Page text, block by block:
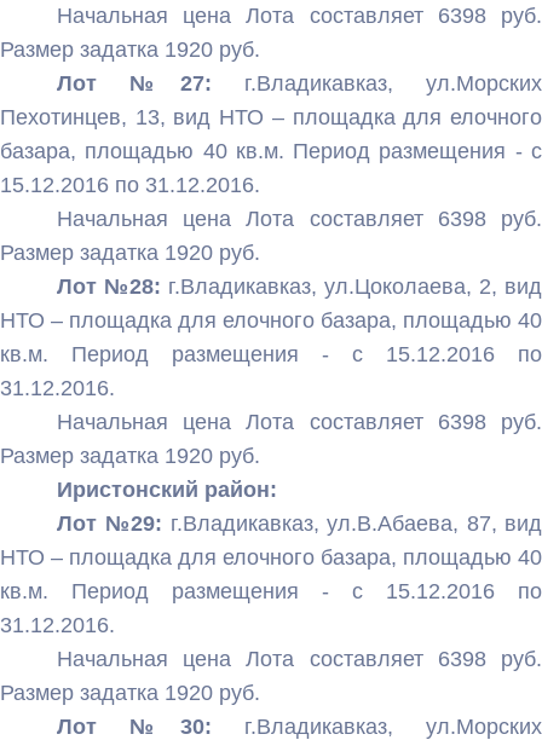
Начальная цена Лота составляет 6398 руб.
Размер задатка 1920 руб.
Лот №27: г.Владикавказ, ул.Морских
Пехотинцев, 13, вид НТО – площадка для елочного
базара, площадью 40 кв.м. Период размещения - с
15.12.2016 по 31.12.2016.
Начальная цена Лота составляет 6398 руб.
Размер задатка 1920 руб.
Лот №28: г.Владикавказ, ул.Цоколаева, 2, вид
НТО – площадка для елочного базара, площадью 40
кв.м. Период размещения - с 15.12.2016 по
31.12.2016.
Начальная цена Лота составляет 6398 руб.
Размер задатка 1920 руб.
Иристонский район:
Лот №29: г.Владикавказ, ул.В.Абаева, 87, вид
НТО – площадка для елочного базара, площадью 40
кв.м. Период размещения - с 15.12.2016 по
31.12.2016.
Начальная цена Лота составляет 6398 руб.
Размер задатка 1920 руб.
Лот №30: г.Владикавказ, ул.Морских